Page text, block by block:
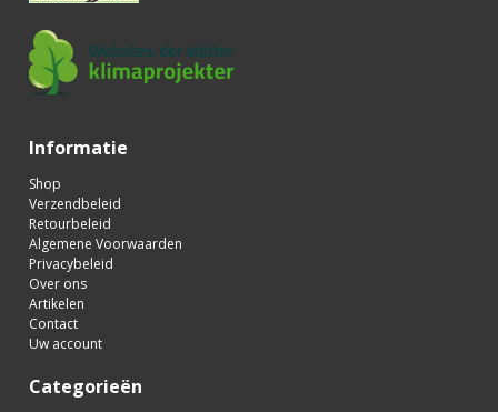
Informatie
Shop
Verzendbeleid
Retourbeleid
Algemene Voorwaarden
Privacybeleid
Over ons
Artikelen
Contact
Uw account
Categorieën